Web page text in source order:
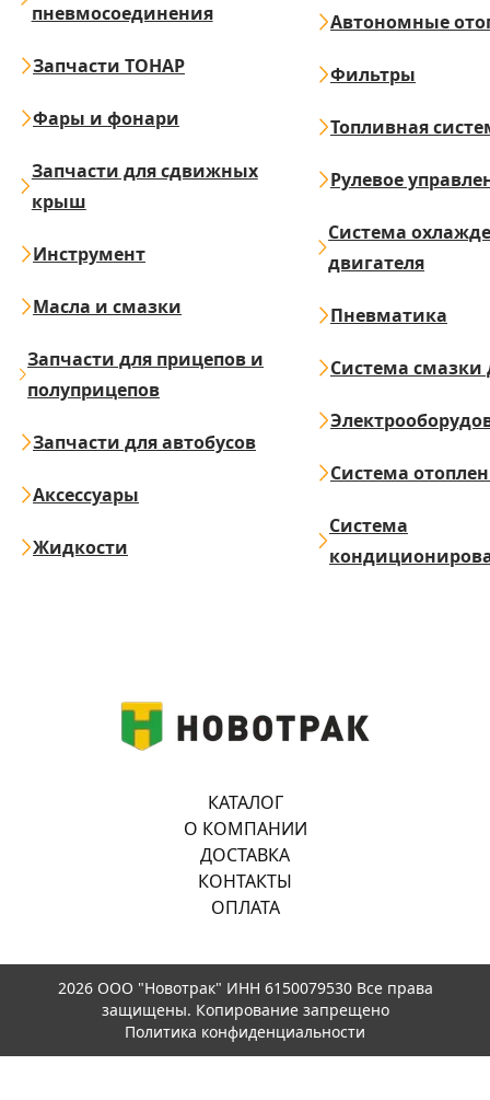
пневмосоединения
Запчасти ТОНАР
Фары и фонари
Запчасти для сдвижных
крыш
Инструмент
Масла и смазки
Запчасти для прицепов и
полуприцепов
Запчасти для автобусов
Аксессуары
Жидкости
Автономные
Фильтры
Топливная
Рулевое
Система
двигателя
Пневматика
Система смазки
Система
Система
КАТАЛОГ
О КОМПАНИИ
ДОСТАВКА
КОНТАКТЫ
ОПЛАТА
2026 ООО "Новотрак" ИНН 6150079530 Все права
защищены. Копирование запрещено
Политика конфиденциальности